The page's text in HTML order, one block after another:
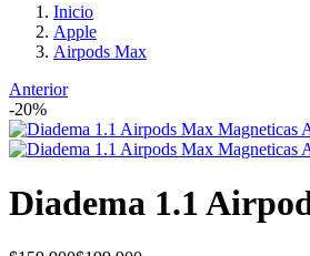
Inicio
Apple
Airpods Max
Anterior
-20%
Diadema 1.1